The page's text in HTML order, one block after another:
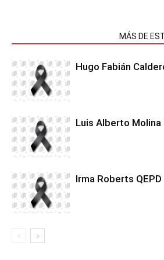
MÁS DE
Hugo Fabián
Luis Alberto Molina
Irma Roberts QEPD